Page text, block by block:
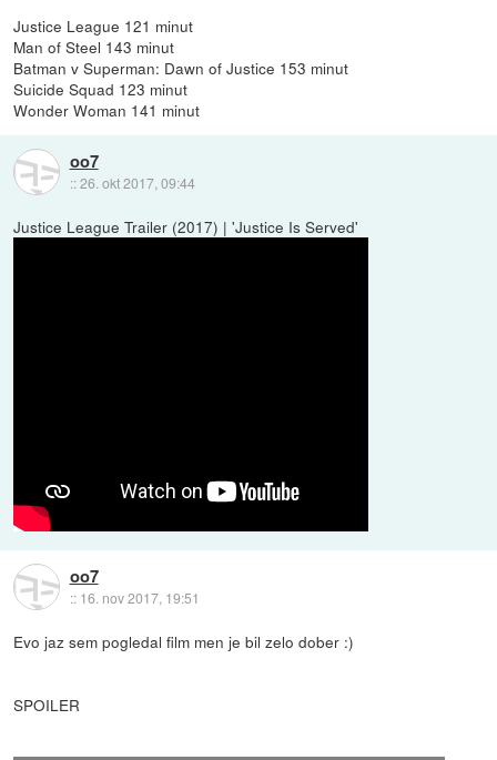
Justice League 121 minut
Man of Steel 143 minut
Batman v Superman: Dawn of Justice 153 minut
Suicide Squad 123 minut
Wonder Woman 141 minut
oo7
::26. okt 2017, 09:44
Justice League Trailer (2017) | 'Justice Is Served'
oo7
:: 16. nov 2017, 19:51
Evo jaz sem pogledal film men je bil zelo dober :)
SPOILER